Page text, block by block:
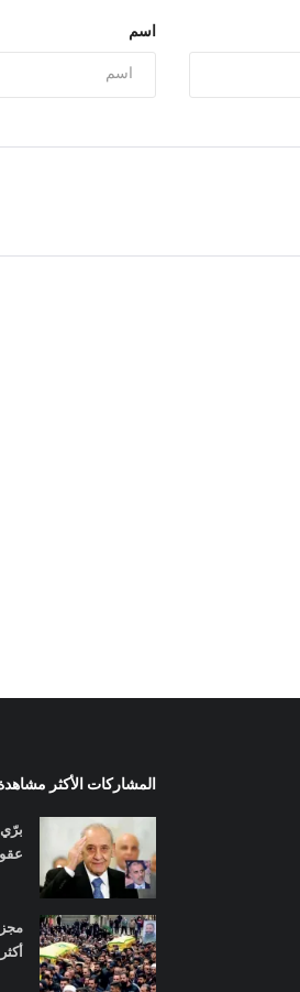
اسم
المشاركات الأكثر
أكثر من